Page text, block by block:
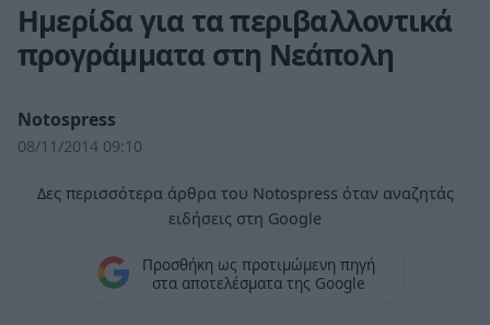
Ημερίδα για τα περιβαλλοντικά
προγράμματα στη Νεάπολη
Notospress
08/11/2014 09:10
Δες περισσότερα άρθρα του Notospress όταν αναζητάς
ειδήσεις στη Google
Προσθήκη ως προτιμώμενη πηγή
στα αποτελέσματα της Google